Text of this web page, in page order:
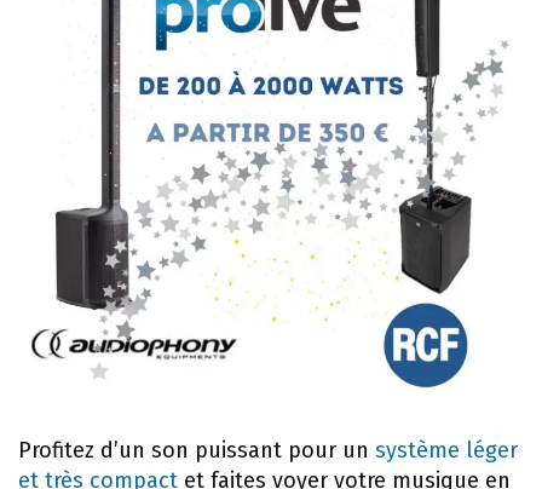
Profitez d’un son puissant pour un système léger
et très compact et faites voyer votre musique en